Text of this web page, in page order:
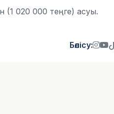
(1 020 000 теңге) асуы.
Бөлісу: